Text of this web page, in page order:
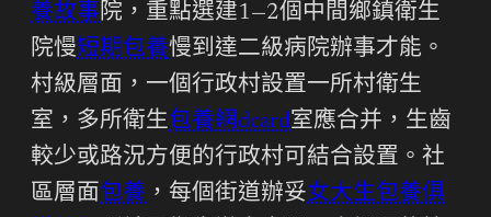
養故事院，重點選建1—2個中間鄉鎮衛生
院慢短期包養慢到達二級病院辦事才能。
村級層面，一個行政村設置一所村衛生
室，多所衛生包養網dcard室應合并，生齒
較少或路況方便的行政村可結合設置。社
區層面包養 ，每個街道辦妥女大生包養俱